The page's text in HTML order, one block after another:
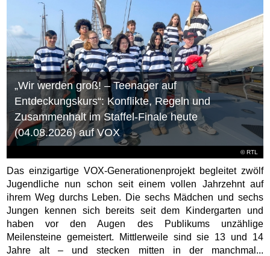
©RTL
„Wir werden groß! – Teenager auf
Entdeckungskurs“: Konflikte, Regeln und
Zusammenhalt im Staffel-Finale heute
(04.08.2026) auf VOX
Das einzigartige VOX-Generationenprojekt begleitet zwölf
Jugendliche nun schon seit einem vollen Jahrzehnt auf
ihrem Weg durchs Leben. Die sechs Mädchen und sechs
Jungen kennen sich bereits seit dem Kindergarten und
haben vor den Augen des Publikums unzählige
Meilensteine gemeistert. Mittlerweile sind sie 13 und 14
Jahre alt – und stecken mitten in der manchmal...